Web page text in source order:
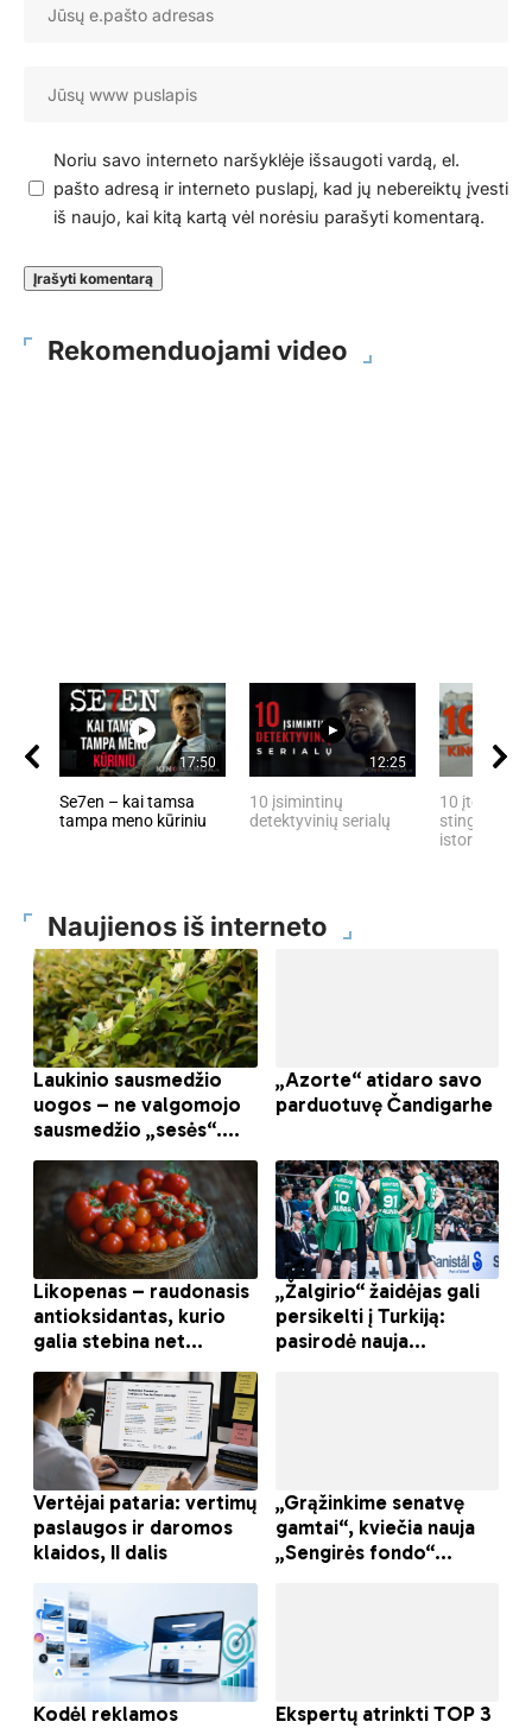
Noriu savo interneto naršyklėje išsaugoti vardą, el.
pašto adresą ir interneto puslapį, kad jų nebereiktų įvesti
iš naujo, kai kitą kartą vėl norėsiu parašyti komentarą.
Rekomenduojami video
17:50
Se7en – kai tamsa
tampa meno kūriniu
12:25
10 įsimintinų
detektyvinių serialų
10 įtemptų,
stingdančių
istorijų
Naujienos iš interneto